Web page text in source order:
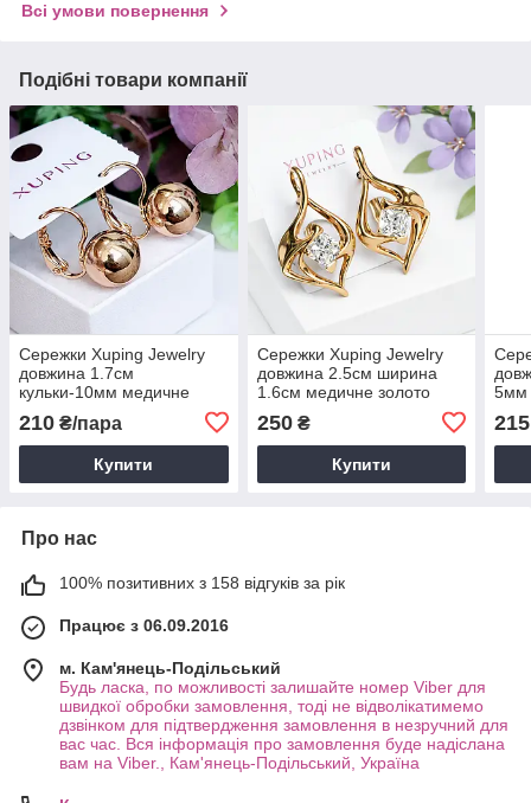
Всі умови повернення
Подібні товари компанії
Сережки Xuping Jewelry
довжина 1.7см
кульки-10мм медичне
золото позолота 18К с994
210 ₴/пара
Купити
Сережки Xuping Jewelry
довжина 2.5см ширина
1.6см медичне золото
250₴
Купити
5мм
215
Про нас
100% позитивних з 158 відгуків за рік
Працює з 06.09.2016
м. Кам'янець-Подільський
Будь ласка, по можливості залишайте номер Viber для
швидкої обробки замовлення, тоді не відволікатимемо
дзвінком для підтвердження замовлення в незручний для
вас час. Вся інформація про замовлення буде надіслана
вам на Viber., Кам'янець-Подільський, Україна